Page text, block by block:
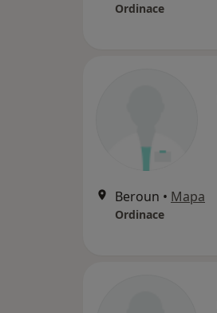
Ordinace
Beroun • Mapa
Ordinace